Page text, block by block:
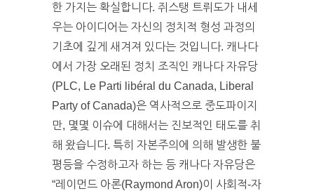
한 가지는 확실합니다. 쥐스탱 트뤼도가 내세
우는 아이디어는 자신의 정치적 형성 과정의
기초에 깊게 새겨져 있다는 것입니다. 캐나다
에서 가장 오래된 정치 조직인 캐나다 자유당
(PLC, Le Parti libéral du Canada, Liberal
Party of Canada)은 역사적으로 중도파이지
만, 몇몇 이슈에 대해서는 진보적인 태도를 취
해 왔습니다. 특히 자본주의에 의해 발생한 불
평등을 수정하고자 하는 등 캐나다 자유당은
“레이먼드 아론(Raymond Aron)이 사회적-자